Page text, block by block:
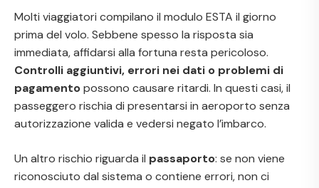
Molti viaggiatori compilano il modulo ESTA il giorno
prima del volo. Sebbene spesso la risposta sia
immediata, affidarsi alla fortuna resta pericoloso.
Controlli aggiuntivi, errori nei dati o problemi di
pagamentopossono causare ritardi. In questi casi, il
passeggero rischia di presentarsi in aeroporto senza
autorizzazione valida e vedersi negato l’imbarco.
Un altro rischio riguarda il passaporto: se non viene
riconosciuto dal sistema o contiene errori, non ci